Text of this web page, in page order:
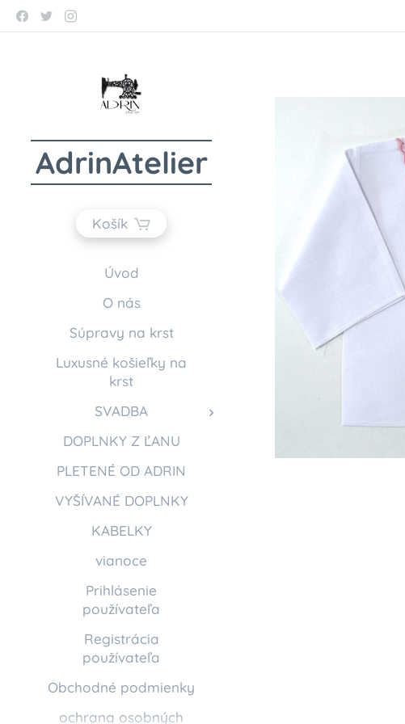
AdrinAtelier
Košík
Úvod
O nás
Súpravy na krst
Luxusné košieľky na
krst
SVADBA
DOPLNKY Z ĽANU
PLETENÉ OD ADRIN
VYŠÍVANÉ DOPLNKY
KABELKY
vianoce
Prihlásenie
používateľa
Registrácia
používateľa
Obchodné podmienky
ochrana osobných